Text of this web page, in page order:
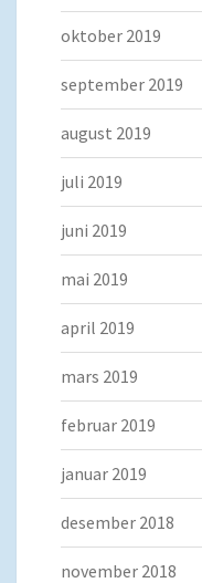
oktober 2019
september 2019
august 2019
juli 2019
juni 2019
mai 2019
april 2019
mars 2019
februar 2019
januar 2019
desember 2018
november 2018